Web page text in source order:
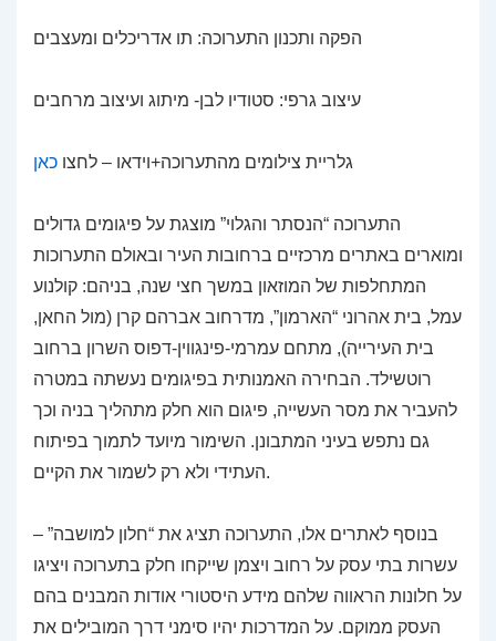
הפקה ותכנון התערוכה: תו אדריכלים ומעצבים
עיצוב גרפי: סטודיו לבן- מיתוג ועיצוב מרחבים
גלריית צילומים מהתערוכה+וידאו – לחצו כאן
התערוכה “הנסתר והגלוי” מוצגת על פיגומים גדולים
ומוארים באתרים מרכזיים ברחובות העיר ובאולם התערוכות
המתחלפות של המוזאון במשך חצי שנה, בניהם: קולנוע
עמל, בית אהרוני “הארמון”, מדרחוב אברהם קרן (מול החאן,
בית העירייה), מתחם עמרמי-פינגווין-דפוס השרון ברחוב
רוטשילד. הבחירה האמנותית בפיגומים נעשתה במטרה
להעביר את מסר העשייה, פיגום הוא חלק מתהליך בניה וכך
גם נתפש בעיני המתבונן. השימור מיועד לתמוך בפיתוח
העתידי ולא רק לשמור את הקיים.
בנוסף לאתרים אלו, התערוכה תציג את “חלון למושבה” –
עשרות בתי עסק על רחוב ויצמן שייקחו חלק בתערוכה ויציגו
על חלונות הראווה שלהם מידע היסטורי אודות המבנים בהם
העסק ממוקם. על המדרכות יהיו סימני דרך המובילים את